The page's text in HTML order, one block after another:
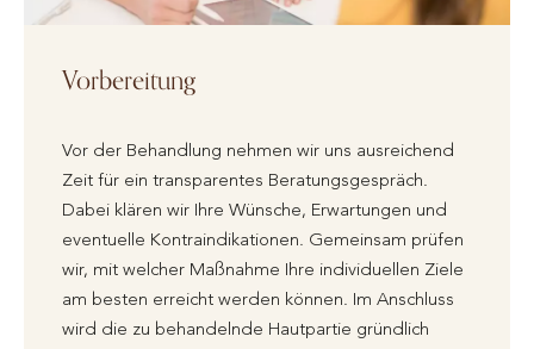
Vorbereitung
Vor der Behandlung nehmen wir uns ausreichend
Zeit für ein transparentes Beratungsgespräch.
Dabei klären wir Ihre Wünsche, Erwartungen und
eventuelle Kontraindikationen. Gemeinsam prüfen
wir, mit welcher Maßnahme Ihre individuellen Ziele
am besten erreicht werden können. Im Anschluss
wird die zu behandelnde Hautpartie gründlich